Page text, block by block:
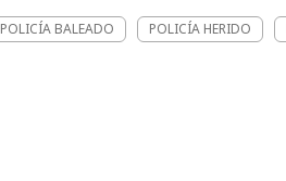
POLICÍA BALEADO POLICÍA HERIDO